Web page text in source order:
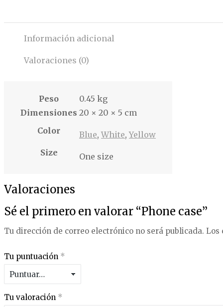
Información adicional
Valoraciones (0)
Peso
0.45 kg
Dimensiones 20 × 20 × 5 cm
Color
Blue,White,Yellow
Size
One size
Valoraciones
Sé el primero en valorar “Phone case”
Tu dirección de correo electrónico no será publicada. Los
Tu puntuación *
Tu valoración *